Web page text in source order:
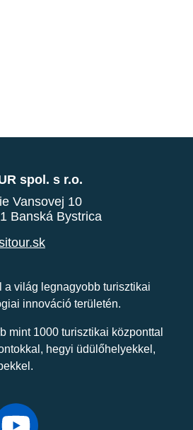
spol. s r.o.
Vansovej 10
Banská Bystrica
a világ legnagyobb turisztikai
innováció területén.
mint 1000 turisztikai központtal
hegyi üdülőhelyekkel,